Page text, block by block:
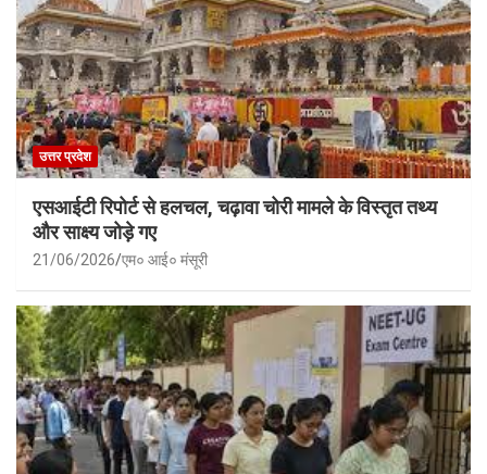
उत्तर प्रदेश
एसआईटी रिपोर्ट से हलचल, चढ़ावा चोरी मामले के विस्तृत तथ्य
और साक्ष्य जोड़े गए
21/06/2026 एम० आई० मंसूरी